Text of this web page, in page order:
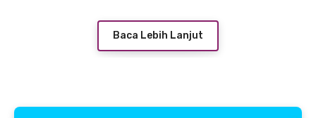
Baca Lebih Lanjut